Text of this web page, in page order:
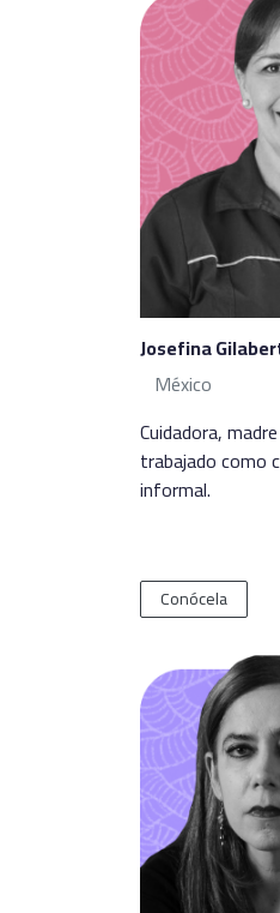
Josefina
México
Cuidadora,
trabajado como
informal.
Conócela